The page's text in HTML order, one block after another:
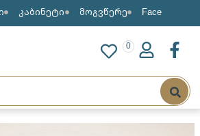
კაბინეტი მოგვწერე Face
0